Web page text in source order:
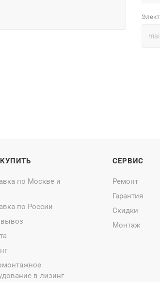
по Москве и
по России
в лизинг
СЕРВИС
Ремонт
Гарантия
Скидки
Монтаж